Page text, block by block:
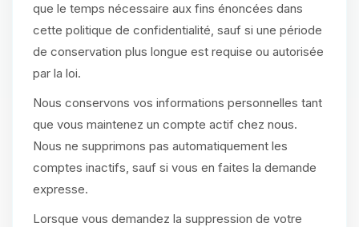
que le temps nécessaire aux fins énoncées dans
cette politique de confidentialité, sauf si une période
de conservation plus longue est requise ou autorisée
par la loi.
Nous conservons vos informations personnelles tant
que vous maintenez un compte actif chez nous.
Nous ne supprimons pas automatiquement les
comptes inactifs, sauf si vous en faites la demande
expresse.
Lorsque vous demandez la suppression de votre